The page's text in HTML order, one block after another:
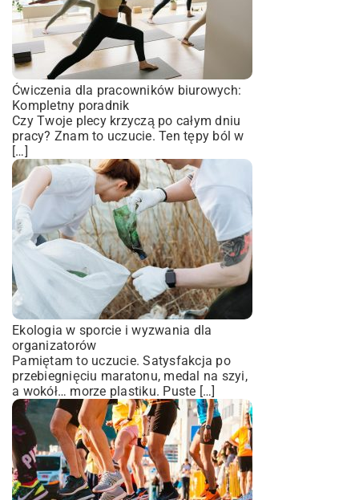
Ćwiczenia dla pracowników biurowych:
Kompletny poradnik
Czy Twoje plecy krzyczą po całym dniu
pracy? Znam to uczucie. Ten tępy ból w
[…]
Ekologia w sporcie i wyzwania dla
organizatorów
Pamiętam to uczucie. Satysfakcja po
przebiegnięciu maratonu, medal na szyi,
a wokół… morze plastiku. Puste […]